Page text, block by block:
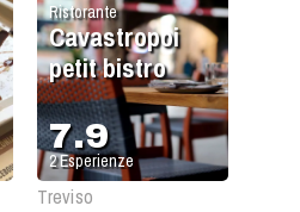
Ristorante
Cavastropoi
petit bistro
7.9
2Esperienze
Treviso